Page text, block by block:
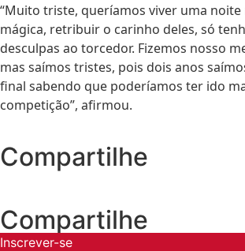
“Muito triste, queríamos viver uma noite
mágica, retribuir o carinho deles, só
desculpas ao torcedor. Fizemos nosso
mas saímos tristes, pois dois anos
final sabendo que poderíamos ter ido
competição”, afirmou.
Compartilhe
Compartilhe
Inscrever-se